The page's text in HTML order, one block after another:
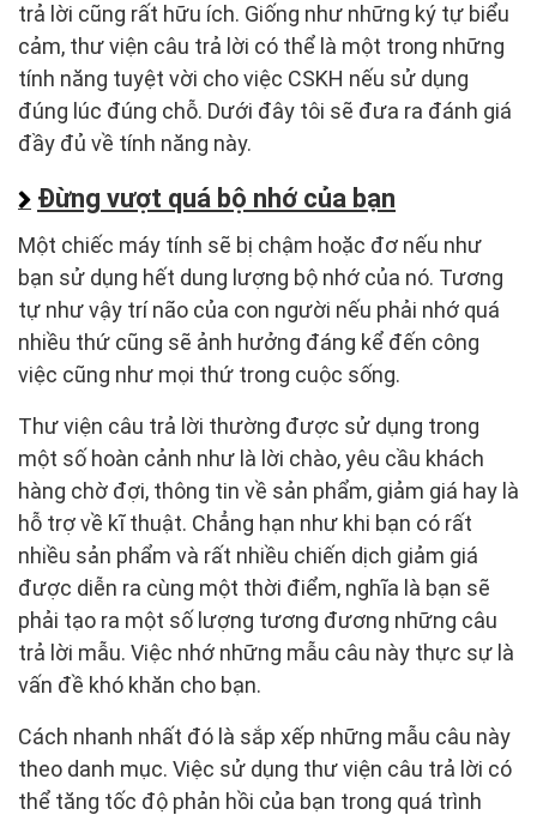
trả lời cũng rất hữu ích. Giống như những ký tự biểu
cảm, thư viện câu trả lời có thể là một trong những
tính năng tuyệt vời cho việc CSKH nếu sử dụng
đúng lúc đúng chỗ. Dưới đây tôi sẽ đưa ra đánh giá
đầy đủ về tính năng này.
Đừng vượt quá bộ nhớ của bạn
Một chiếc máy tính sẽ bị chậm hoặc đơ nếu như
bạn sử dụng hết dung lượng bộ nhớ của nó. Tương
tự như vậy trí não của con người nếu phải nhớ quá
nhiều thứ cũng sẽ ảnh hưởng đáng kể đến công
việc cũng như mọi thứ trong cuộc sống.
Thư viện câu trả lời thường được sử dụng trong
một số hoàn cảnh như là lời chào, yêu cầu khách
hàng chờ đợi, thông tin về sản phẩm, giảm giá hay là
hỗ trợ về kĩ thuật. Chẳng hạn như khi bạn có rất
nhiều sản phẩm và rất nhiều chiến dịch giảm giá
được diễn ra cùng một thời điểm, nghĩa là bạn sẽ
phải tạo ra một số lượng tương đương những câu
trả lời mẫu. Việc nhớ những mẫu câu này thực sự là
vấn đề khó khăn cho bạn.
Cách nhanh nhất đó là sắp xếp những mẫu câu này
theo danh mục. Việc sử dụng thư viện câu trả lời có
thể tăng tốc độ phản hồi của bạn trong quá trình